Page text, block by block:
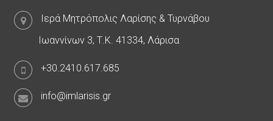
Ιερά Μητρόπολις Λαρίσης & Τυρνάβου
Ιωαννίνων 3, Τ.Κ. 41334, Λάρισα
+30.2410.617.685
info@imlarisis.gr